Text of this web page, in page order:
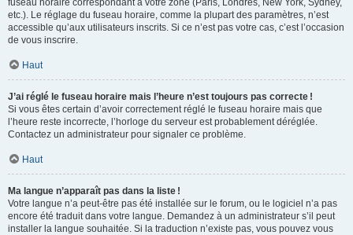
fuseau horaire correspondant à votre zone (Paris, Londres, New York, Sydney,
etc.). Le réglage du fuseau horaire, comme la plupart des paramètres, n’est
accessible qu’aux utilisateurs inscrits. Si ce n’est pas votre cas, c’est l’occasion
de vous inscrire.
Haut
J’ai réglé le fuseau horaire mais l’heure n’est toujours pas correcte !
Si vous êtes certain d’avoir correctement réglé le fuseau horaire mais que
l’heure reste incorrecte, l’horloge du serveur est probablement déréglée.
Contactez un administrateur pour signaler ce problème.
Haut
Ma langue n’apparaît pas dans la liste !
Votre langue n’a peut-être pas été installée sur le forum, ou le logiciel n’a pas
encore été traduit dans votre langue. Demandez à un administrateur s’il peut
installer la langue souhaitée. Si la traduction n’existe pas, vous pouvez vous